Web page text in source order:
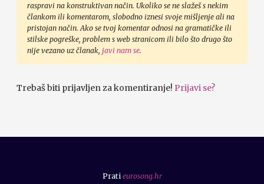
raspravi na konstruktivan način. Ukoliko se ne slažeš s nekim
člankom ili komentarom, slobodno iznesi svoje mišljenje ali na
pristojan način. Ako se tvoj komentar odnosi na gramatičke ili
stilske pogreške, problem s web stranicom ili bilo što drugo što
nije vezano uz članak, javi nam se.
Trebaš biti prijavljen za komentiranje! Prijavi se?
Prati eurosong.hr